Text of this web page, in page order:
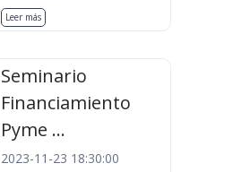
Leer más
Seminario
Financiamiento
Pyme ...
2023-11-23 18:30:00